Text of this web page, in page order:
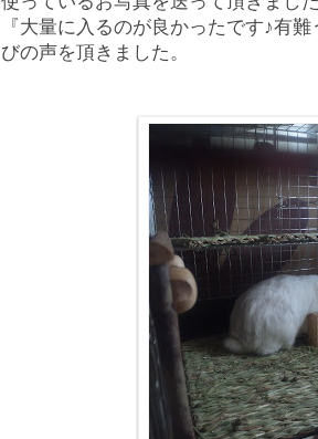
『大量に入るのが良かったです♪有
びの声を頂きました。